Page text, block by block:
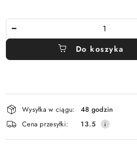
Do koszyka
Wyślij
Dostępność
i
dostawa
Wysyłka w ciągu:
48 godzin
Cena przesyłki:
13.5